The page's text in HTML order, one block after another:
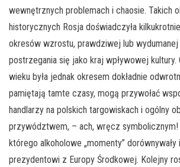
wewnętrznych problemach i chaosie. Takich
historycznych Rosja doświadczyła
okresów wzrostu, prawdziwej lub
postrzegania się jako kraj wpływowej kultury.
wieku była jednak okresem dokładnie
pamiętają tamte czasy, mogą przywołać
handlarzy na polskich targowiskach i ogólny
przywództwem, – ach, wręcz symbolicznym!
którego alkoholowe „momenty” dorównywały
prezydentowi z Europy Środkowej. Kolejny